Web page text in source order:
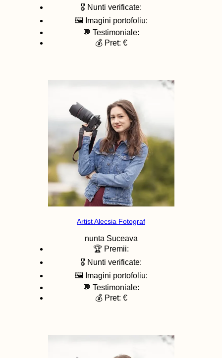
🎖️ Nunti verificate:
🖼️ Imagini portofoliu:
💬 Testimoniale:
💰 Pret: €
Artist Alecsia Fotograf
nunta Suceava
🏆 Premii:
🎖️ Nunti verificate:
🖼️ Imagini portofoliu:
💬 Testimoniale:
💰 Pret: €